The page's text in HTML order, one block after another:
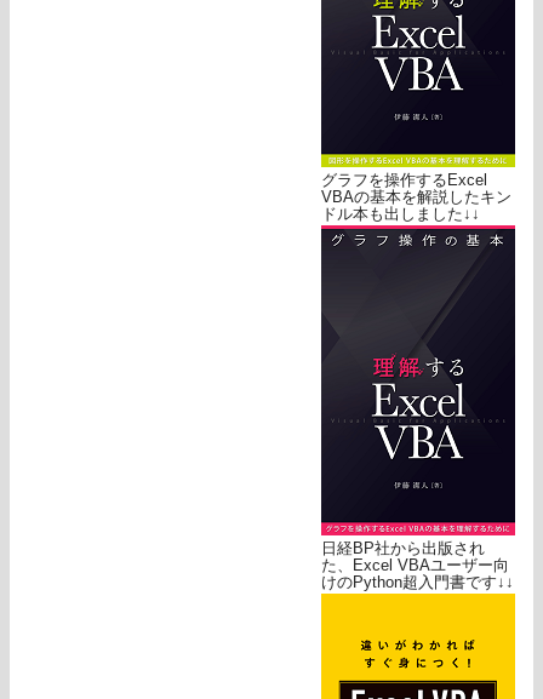
グラフを操作するExcel
VBAの基本を解説したキン
ドル本も出しました↓↓
日経BP社から出版され
た、Excel VBAユーザー向
けのPython超入門書です↓↓